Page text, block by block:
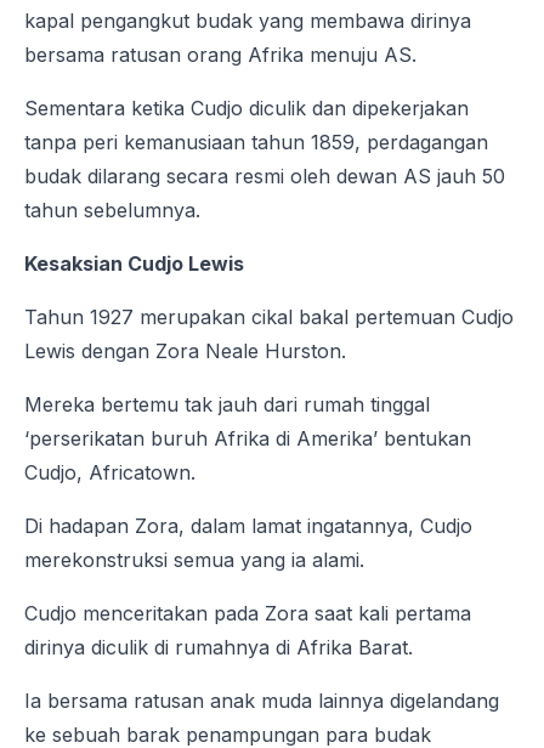
kapal pengangkut budak yang membawa dirinya
bersama ratusan orang Afrika menuju AS.
Sementara ketika Cudjo diculik dan dipekerjakan
tanpa peri kemanusiaan tahun 1859, perdagangan
budak dilarang secara resmi oleh dewan AS jauh 50
tahun sebelumnya.
Kesaksian Cudjo Lewis
Tahun 1927 merupakan cikal bakal pertemuan Cudjo
Lewis dengan Zora Neale Hurston.
Mereka bertemu tak jauh dari rumah tinggal
‘perserikatan buruh Afrika di Amerika’ bentukan
Cudjo, Africatown.
Di hadapan Zora, dalam lamat ingatannya, Cudjo
merekonstruksi semua yang ia alami.
Cudjo menceritakan pada Zora saat kali pertama
dirinya diculik di rumahnya di Afrika Barat.
Ia bersama ratusan anak muda lainnya digelandang
ke sebuah barak penampungan para budak